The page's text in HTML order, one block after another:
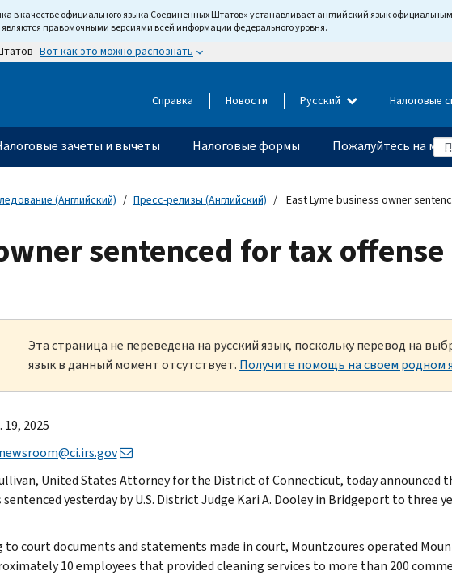
в качестве официального языка Соединенных Штатов» устанавливает английский язык
правомочными версиями всей информации федерального уровня.
Вот как это можно распознать
Справка Новости Русский Налоговые
зачеты и вычеты Налоговые формы Пожалуйтесь на
(Английский) Пресс-релизы (Английский) East Lyme business owner
sentenced for tax offense
Эта страница не переведена на русский язык, поскольку перевод на
язык в данный момент отсутствует. Получите помощь на своем родном
19, 2025
newsroom@ci.irs.gov
United States Attorney for the District of Connecticut, today announced
sentenced yesterday by U.S. District Judge Kari A. Dooley in Bridgeport to three
to court documents and statements made in court, Mountzoures operated
10 employees that provided cleaning services to more than 200